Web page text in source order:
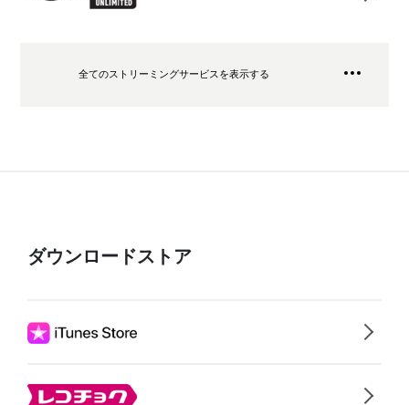
全てのストリーミングサービスを表示する
ダウンロードストア